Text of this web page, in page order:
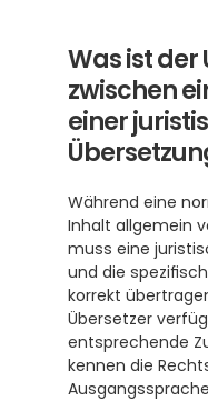
Was ist der
zwischen
einer
Während eine
Inhalt allgemein
muss eine
und die
korrekt
Übersetzer
entsprechende
kennen die